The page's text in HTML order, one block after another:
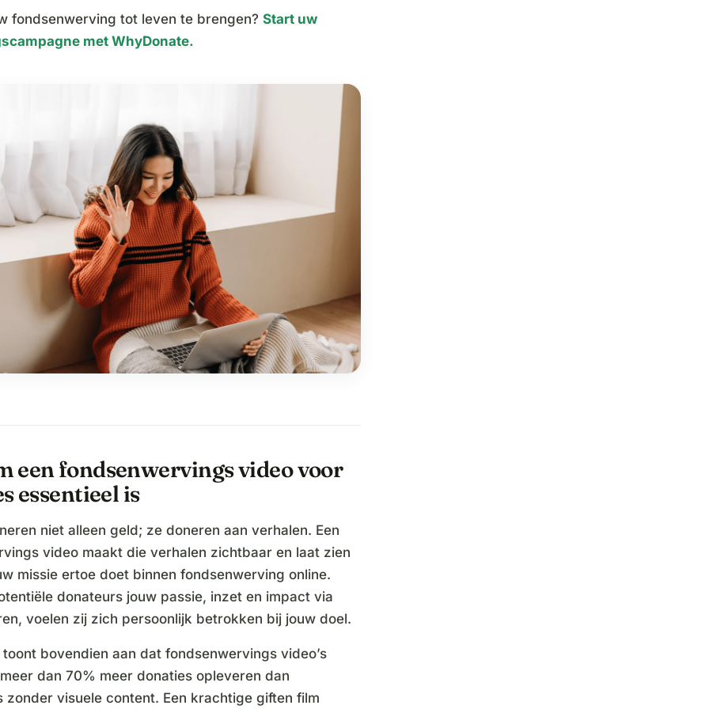
fondsenwerving tot leven te brengen? Start uw
met WhyDonate.
een fondsenwervings video voor
essentieel is
niet alleen geld; ze doneren aan verhalen. Een
video maakt die verhalen zichtbaar en laat zien
missie ertoe doet binnen fondsenwerving online.
donateurs jouw passie, inzet en impact via
voelen zij zich persoonlijk betrokken bij jouw doel.
bovendien aan dat fondsenwervings video’s
dan 70% meer donaties opleveren dan
zonder visuele content. Een krachtige giften film